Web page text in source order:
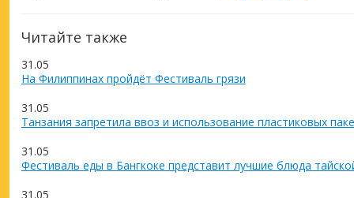
Читайте также
31.05
На Филиппинах пройдёт Фестиваль грязи
31.05
Танзания запретила ввоз и использование пластиковых
31.05
Фестиваль еды в Бангкоке представит лучшие блюда
31.05